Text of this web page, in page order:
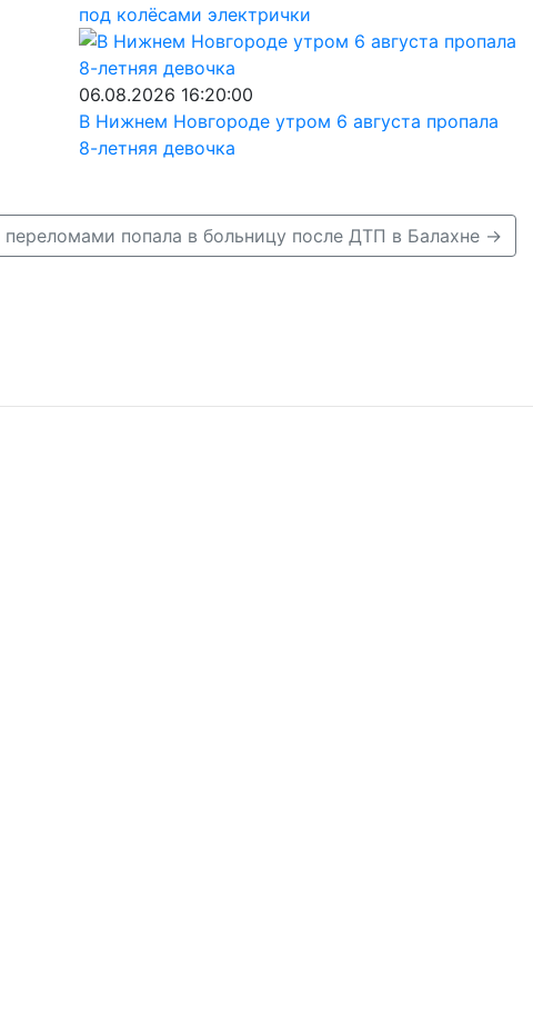
под колёсами электрички
06.08.2026 16:20:00
В Нижнем Новгороде утром 6 августа пропала
8-летняя девочка
попала в больницу после ДТП в Балахне →